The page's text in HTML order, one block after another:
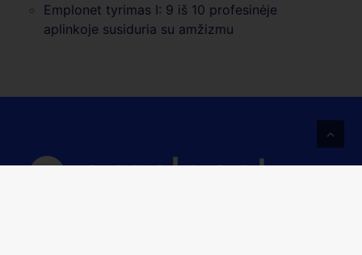
Emplonet tyrimas I: 9 iš 10 profesinėje
aplinkoje susiduria su amžizmu